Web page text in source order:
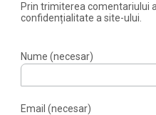
Prin trimiterea comentariului
confidențialitate a site-ului.
Nume (necesar)
Email (necesar)